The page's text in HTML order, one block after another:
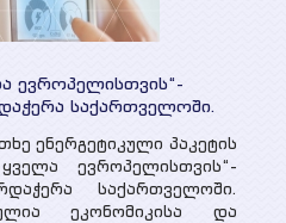
ევროპელისთვის“-
საქართველოში.
ენერგეტიკული პაკეტის
ევროპელისთვის“-
საქართველოში.
ეკონომიკისა და